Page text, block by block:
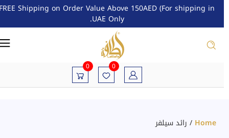
FREE Shipping on Order Value Above 150AED (For shipping in
UAE Only.
0
0
Home
/ رائد سيلفر